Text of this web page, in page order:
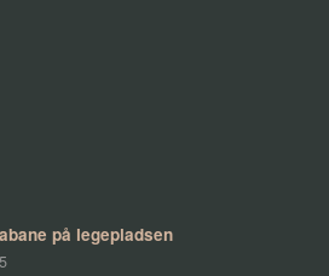
på legepladsen